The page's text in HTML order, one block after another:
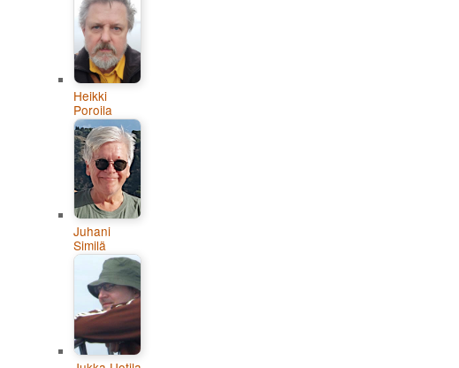
Heikki
Poroila
Juhani
Similä